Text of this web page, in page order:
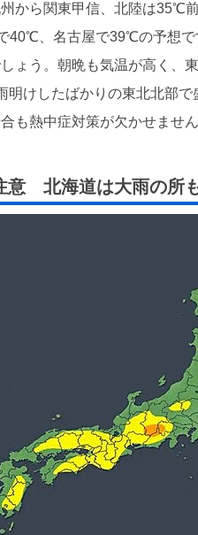
から関東甲信、北陸は35℃
40℃、名古屋で39℃の予想
ょう。朝晩も気温が高く、
明けしたばかりの東北北部
も熱中症対策が欠かせません
意 北海道は大雨の所